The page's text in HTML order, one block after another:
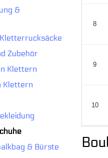
&
Zubehör
Klettern
Klettern
& Bürste
8
9
10